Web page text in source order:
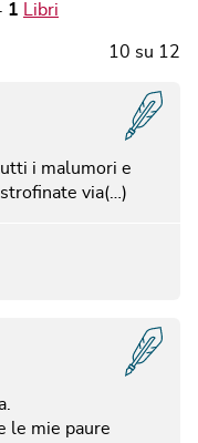
1 Libri
10 su 12
i malumori e
via(…)
le mie paure